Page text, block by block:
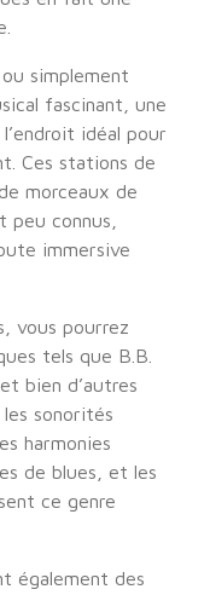
simplement
fascinant, une
idéal pour
Ces stations de
morceaux de
peu connus,
immersive
vous pourrez
tels que B.B.
bien d’autres
sonorités
harmonies
de blues, et les
ce genre
également des